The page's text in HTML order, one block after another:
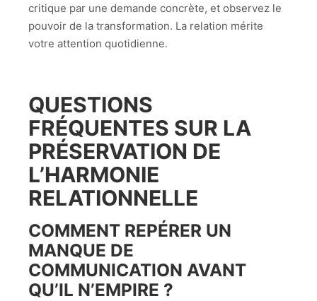
critique par une demande concrète, et observez le
pouvoir de la transformation. La relation mérite
votre attention quotidienne.
QUESTIONS
FRÉQUENTES SUR LA
PRÉSERVATION DE
L’HARMONIE
RELATIONNELLE
COMMENT REPÉRER UN
MANQUE DE
COMMUNICATION AVANT
QU’IL N’EMPIRE ?